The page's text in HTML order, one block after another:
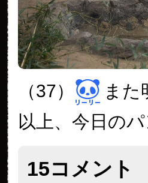
（37）
また
以上、今日の
15コメント